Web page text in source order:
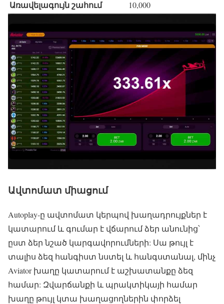
Առավելագույն շահում 10,000
Ավտոմատ միացում
Autoplay-ը ավտոմատ կերպով խաղադրույքներ է
կատարում և գումար է վճարում ձեր անունից՝
ըստ ձեր նշած կարգավորումների: Սա թույլ է
տալիս ձեզ հանգիստ նստել և հանգստանալ, մինչ
Aviator խաղը կատարում է աշխատանքը ձեզ
համար: Զվարճանքի և պրակտիկայի համար
խաղը թույլ կտա խաղացողներին փորձել